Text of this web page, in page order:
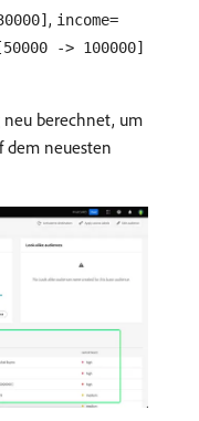
, income=
-> 100000]
neu berechnet, um
dem neuesten